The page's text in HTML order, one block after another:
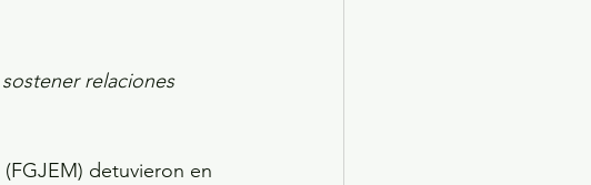
relaciones
detuvieron en